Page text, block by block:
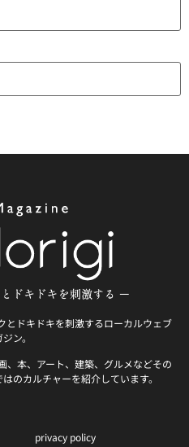
とドキドキを刺激するローカルウェブ
ン。
、本、アート、建築、グルメなどその
のカルチャーを紹介しています。
privacy policy